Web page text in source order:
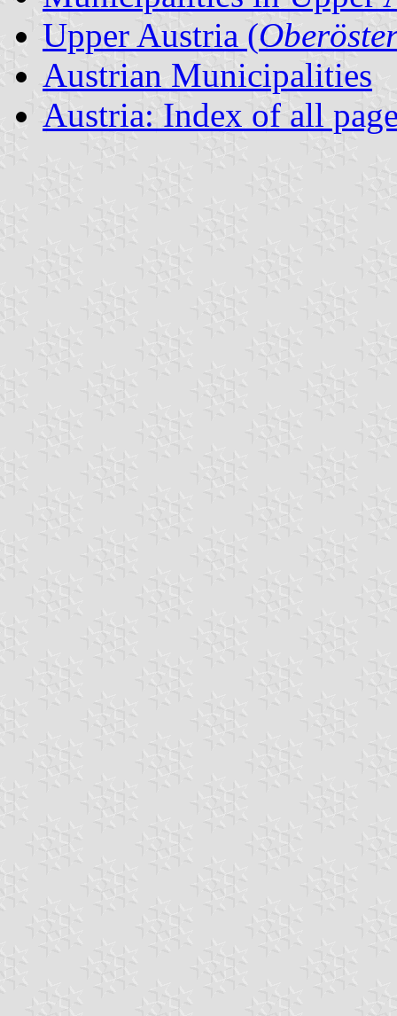
Upper Austria (
Austrian Municipalities
Austria: Index of all